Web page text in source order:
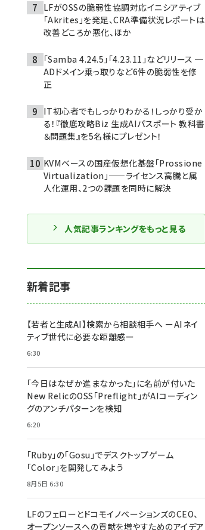
LFがOSSの脆弱性協調対応イニシアティブ
「Akrites」を発足、CRA準備状況レポートは
改善どころか悪化、ほか
「Samba 4.24.5」「4.23.11」などリリース ─
ADドメイン乗っ取りなど6件の脆弱性を修
正
IT初心者でもしっかりわかる！しっかり受か
る！『徹底攻略Biz 生成AIパスポート 教科書
＆問題集』を5名様にプレゼント！
KVMベースの国産仮想化基盤「Prossione
Virtualization」——ライセンス高騰と属
人化運用、2つの課題を同時に解決
人気記事ランキングをもっと見る
新着記事
【若者と生成AI】検索から相談相手へ ーAIネイ
ティブ世代に必要な距離感ー
6:30
「今日はなぜか進まなかった」に名前が付いた
――New RelicのOSS「Preflight」がAIコーディン
グのアンチパターンを検知
6:20
「Ruby」の「Gosu」でデスクトップゲーム
「Color」を開発してみよう
8月5日 6:30
LFのフェローとドコモイノベーションズのCEO、
オープンソースへの貢献を増やすためのアイデア